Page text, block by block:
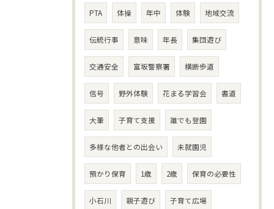
PTA 体操 年中 体験 地域交流
伝統行事 意味 年長 集団遊び
交通安全 富坂警察署 横断歩道
信号 野外体験 花まる学習会 書道
大筆 子育て支援 誰でも登園
多様な他者との出会い 未就園児
預かり保育 1歳 2歳 保育の必要性
小石川 親子遊び 子育て広場